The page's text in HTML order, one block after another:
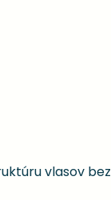
vlasov bez